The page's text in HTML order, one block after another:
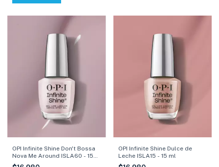
OPI Infinite Shine Don't Bossa
Nova Me Around ISLA60 - 15
ml
OPI Infinite Shine Dulce de
Leche ISLA15 - 15 ml